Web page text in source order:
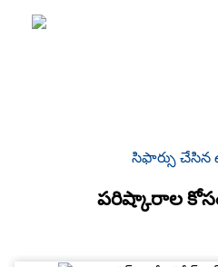
సిఫార్సు చేసిన
పరిష్కారాల కోసం